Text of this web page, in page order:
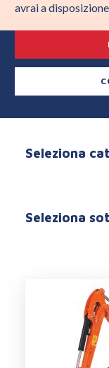
avrai a
Seleziona
Seleziona